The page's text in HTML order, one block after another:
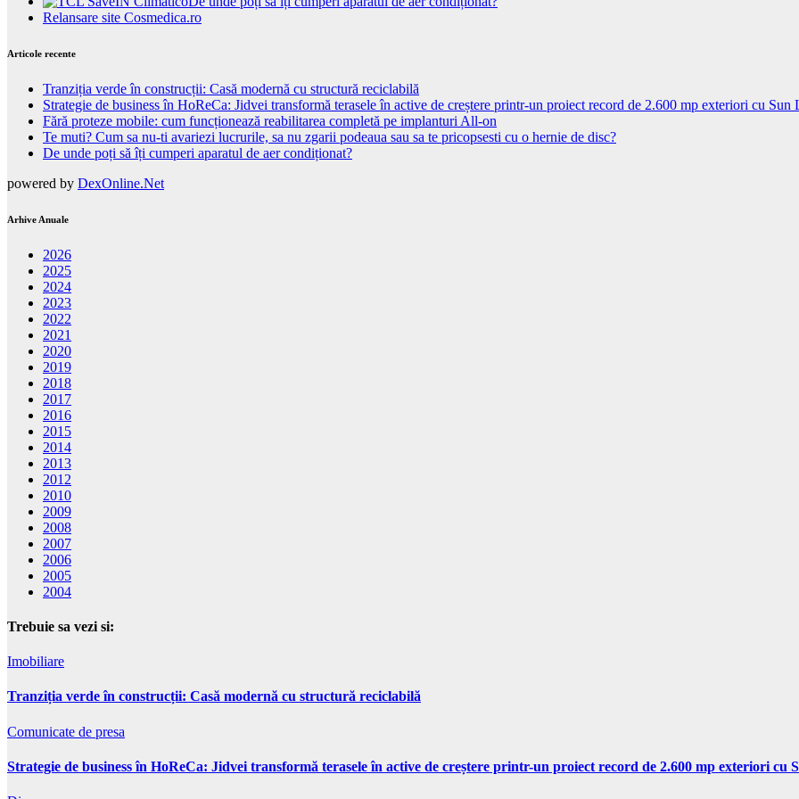
Relansare site Cosmedica.ro
Articole recente
Tranziția verde în construcții: Casă modernă cu structură reciclabilă
Strategie de business în HoReCa: Jidvei transformă terasele în active de creștere printr-un proiect record de 2.600 mp exteriori cu Sun
Fără proteze mobile: cum funcționează reabilitarea completă pe implanturi All-on
Te muti? Cum sa nu-ti avariezi lucrurile, sa nu zgarii podeaua sau sa te pricopsesti cu o hernie de disc?
De unde poți să îți cumperi aparatul de aer condiționat?
powered by DexOnline.Net
Arhive Anuale
2026
2025
2024
2023
2022
2021
2020
2019
2018
2017
2016
2015
2014
2013
2012
2010
2009
2008
2007
2006
2005
2004
Trebuie sa vezi si:
Imobiliare
Tranziția verde în construcții: Casă modernă cu structură reciclabilă
Comunicate de presa
Strategie de business în HoReCa: Jidvei transformă terasele în active de creștere printr-un proiect record de 2.600 mp exteriori cu